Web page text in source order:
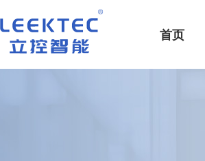
深圳市立控智能科技有限公司
首页